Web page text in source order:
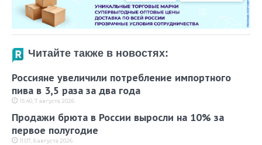
Читайте также в новостях:
Россияне увеличили потребление импортного
пива в 3,5 раза за два года
15:40, 7 августа 2026
Продажи брюта в России выросли на 10% за
первое полугодие
11:07, 6 августа 2026